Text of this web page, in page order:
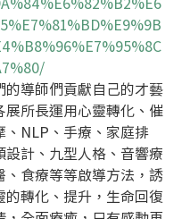
的導師們貢獻自己的才藝
展所長運用心靈轉化、催
、NLP、手療、家庭排
設計、九型人格、音響療
、食療等等啟導方法，誘
的轉化、提升，生命回復